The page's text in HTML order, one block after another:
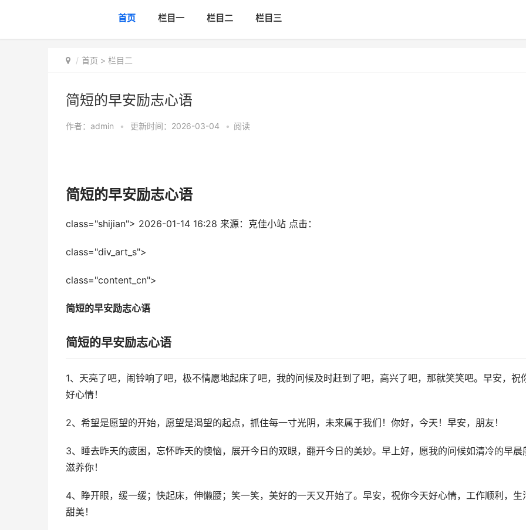
首页 栏目一 栏目二 栏目三
首页 > 栏目二
​简短的早安励志心语
作者： admin • 更新时间：2026-03-04 • 阅读
​简短的早安励志心语
class="shijian"> 2026-01-14 16:28 来源：克佳小站 点击：
class="div_art_s">
class="content_cn">
简短的早安励志心语
简短的早安励志心语
1、天亮了吧，闹铃响了吧，极不情愿地起床了吧，我的问候及时赶到了吧，高兴了吧，那就笑笑吧。早安，祝
好心情！
2、希望是愿望的开始，愿望是渴望的起点，抓住每一寸光阴，未来属于我们！你好，今天！早安，朋友！
3、睡去昨天的疲困，忘怀昨天的懊恼，展开今日的双眼，翻开今日的美妙。早上好，愿我的问候如清冷的早晨
滋养你！
4、睁开眼，缓一缓；快起床，伸懒腰；笑一笑，美好的一天又开始了。早安，祝你今天好心情，工作顺利，生
甜美！